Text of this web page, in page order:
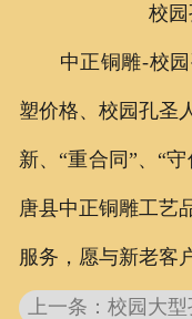
校
中正铜雕-校
塑价格、校园孔圣
新、“重合同”、“
唐县中正铜雕工艺
服务，愿与新老客
上一条：校园大